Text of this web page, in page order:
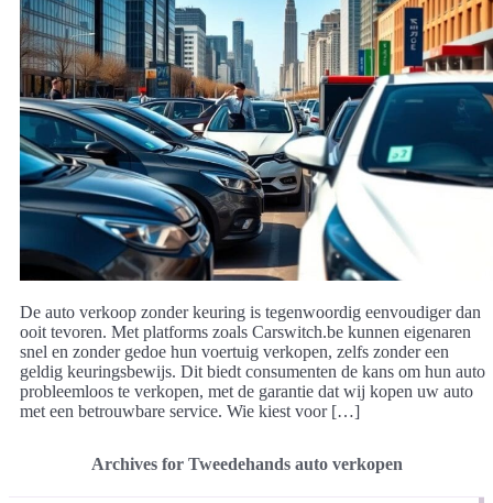
De auto verkoop zonder keuring is tegenwoordig eenvoudiger dan
ooit tevoren. Met platforms zoals Carswitch.be kunnen eigenaren
snel en zonder gedoe hun voertuig verkopen, zelfs zonder een
geldig keuringsbewijs. Dit biedt consumenten de kans om hun auto
probleemloos te verkopen, met de garantie dat wij kopen uw auto
met een betrouwbare service. Wie kiest voor […]
Archives for Tweedehands auto verkopen